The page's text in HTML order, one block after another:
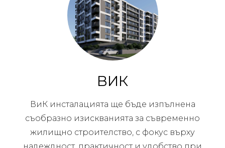
ВИК
ВиК инсталацията ще бъде изпълнена
съобразно изискванията за съвременно
жилищно строителство, с фокус върху